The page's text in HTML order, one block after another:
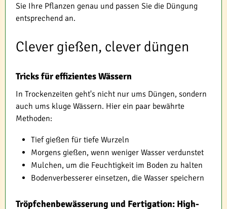
Sie Ihre Pflanzen genau und passen Sie die Düngung
entsprechend an.
Clever gießen, clever düngen
Tricks für effizientes Wässern
In Trockenzeiten geht's nicht nur ums Düngen, sondern
auch ums kluge Wässern. Hier ein paar bewährte
Methoden:
Tief gießen für tiefe Wurzeln
Morgens gießen, wenn weniger Wasser verdunstet
Mulchen, um die Feuchtigkeit im Boden zu halten
Bodenverbesserer einsetzen, die Wasser speichern
Tröpfchenbewässerung und Fertigation: High-